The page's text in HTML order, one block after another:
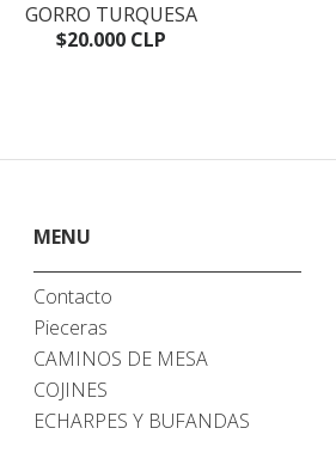
GORRO TURQUESA
$20.000 CLP
MENU
Contacto
Pieceras
CAMINOS DE MESA
COJINES
ECHARPES Y BUFANDAS